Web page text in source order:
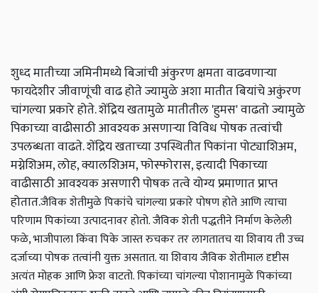
शुध्द मातीच्या जमिनीमध्ये बिजांची अंकुरण क्षमता वाढवणाऱ्या
फायदेशीर जीवाणूंची वाढ होते ज्यामुळे अशा मातीत बियांचे अकुंरण
चांगल्या प्रकारे होते. शेंद्रिय खतामुळे मातीतील 'हुमस' वाढतो ज्यामुळे
पिकाच्या वाढीसाठी आवश्यक असणाऱ्या विविध पोषक तत्वांची
उपलब्धता वाढते. शेंद्रिय खताच्या उपस्थितीत पिकांना पोट्याशिअम,
मग्नेशिअम, लोह, क्यालशिअम, फोस्फोरास, इत्यादी पिकाच्या
वाढीसाठी आवश्यक असणारी पोषक तत्वे योग्य प्रमाणात प्राप्त
होतात.जैविक शेतीमुळे पिकांचे चांगल्या प्रकारे पोषण होते आणि त्याचा
परिणाम पिकांच्या उत्पादनावर होतो. जैविक शेती पद्धतीने निर्माण केलेली
फळे, भाजीपाला किंवा पिके जास्त रुचकर तर लागतातच या शिवाय ती उच्च
दर्जाच्या पोषक तत्वांनी युक्त असतात. या शिवाय जैविक शेतीमाल दृष्टीस
अत्यंत मोहक आणि फ्रेश वाटतो. पिकांच्या चांगल्या पोशानामुळे पिकांच्या